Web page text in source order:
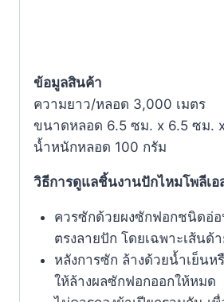
ข้อมูลสินค้า
ความยาว/หลอด 3,000 เมตร
ขนาดหลอด 6.5 ซม. x 6.5 ซม.
น้ำหนักหลอด 100 กรัม
วิธีการดูแลชิ้นงานปักไหมโพลีเอ
ควรซักด้วยผงซักฟอกชนิดอ่
ตรงลายปัก โดยเฉพาะเส้นด้
หลังการซัก ล้างด้วยน้ำเย็น
ให้ล้างผลซักฟอกออกให้หมด